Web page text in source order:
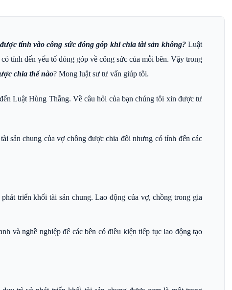
tính vào công sức đóng góp khi chia tài sản không?Luật
tính đến yếu tố đóng góp về công sức của mỗi bên. Vậy trong
chia thế nào? Mong luật sư tư vấn giúp tôi.
Luật Hùng Thắng. Về câu hỏi của bạn chúng tôi xin được tư
sản chung của vợ chồng được chia đôi nhưng có tính đến các
triển khối tài sản chung. Lao động của vợ, chồng trong gia
và nghề nghiệp để các bên có điều kiện tiếp tục lao động tạo